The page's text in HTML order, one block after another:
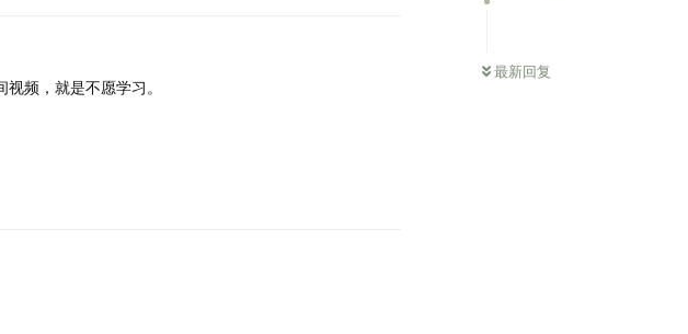
最新回复
频，就是不愿学习。